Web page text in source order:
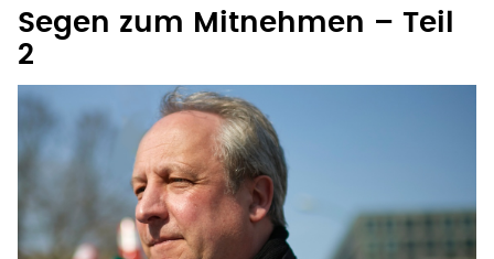
Segen zum Mitnehmen – Teil
2